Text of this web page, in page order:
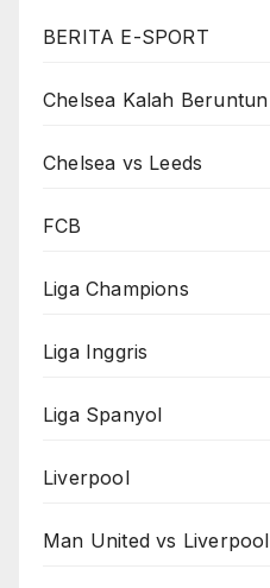
BERITA E-SPORT
Chelsea Kalah Beruntun
Chelsea vs Leeds
FCB
Liga Champions
Liga Inggris
Liga Spanyol
Liverpool
Man United vs Liverpool